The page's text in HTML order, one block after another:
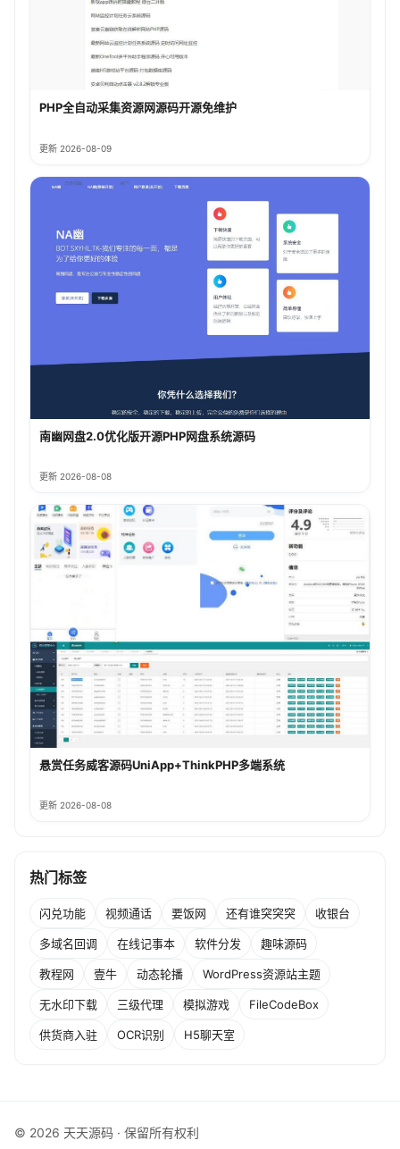
PHP全自动采集资源网源码开源免维护
更新 2026-08-09
南幽网盘2.0优化版开源PHP网盘系统源码
更新 2026-08-08
悬赏任务威客源码UniApp+ThinkPHP多端系统
更新 2026-08-08
热门标签
闪兑功能 视频通话 要饭网 还有谁突突突 收银台
多域名回调 在线记事本 软件分发 趣味源码
教程网 壹牛 动态轮播 WordPress资源站主题
无水印下载 三级代理 模拟游戏 FileCodeBox
供货商入驻 OCR识别 H5聊天室
© 2026 天天源码 · 保留所有权利